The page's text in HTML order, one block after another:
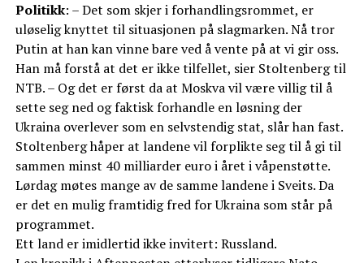
Politikk: – Det som skjer i forhandlingsrommet, er
uløselig knyttet til situasjonen på slagmarken. Nå tror
Putin at han kan vinne bare ved å vente på at vi gir oss.
Han må forstå at det er ikke tilfellet, sier Stoltenberg til
NTB. – Og det er først da at Moskva vil være villig til å
sette seg ned og faktisk forhandle en løsning der
Ukraina overlever som en selvstendig stat, slår han fast.
Stoltenberg håper at landene vil forplikte seg til å gi til
sammen minst 40 milliarder euro i året i våpenstøtte.
Lørdag møtes mange av de samme landene i Sveits. Da
er det en mulig framtidig fred for Ukraina som står på
programmet.
Ett land er imidlertid ikke invitert: Russland.